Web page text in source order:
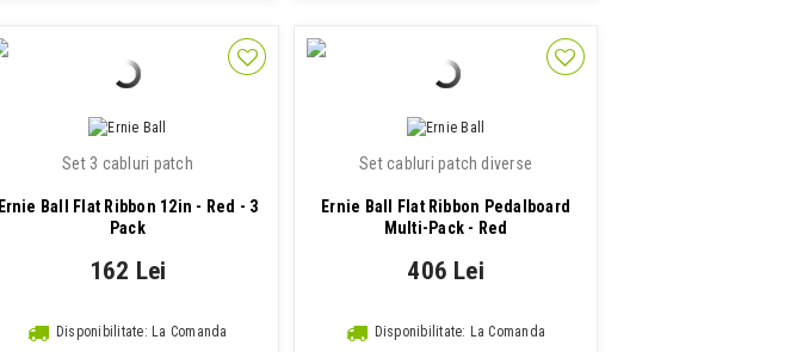
Set 3 cabluri patch
Ernie Ball Flat Ribbon 12in - Red - 3
Pack
162 Lei
Disponibilitate: La Comanda
Set cabluri patch diverse
Ernie Ball Flat Ribbon Pedalboard
Multi-Pack - Red
406 Lei
Disponibilitate: La Comanda